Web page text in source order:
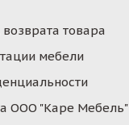
товара
мебели
ООО "Каре Мебель"